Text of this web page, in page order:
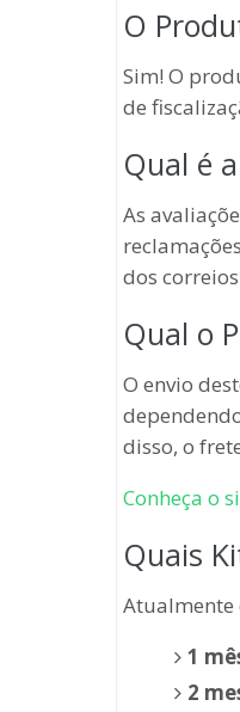
O
Sim! O
de
Qual é
As
dos
Qual o
O envio
disso, o
Conheça o
Quais
Atualmente
1
2